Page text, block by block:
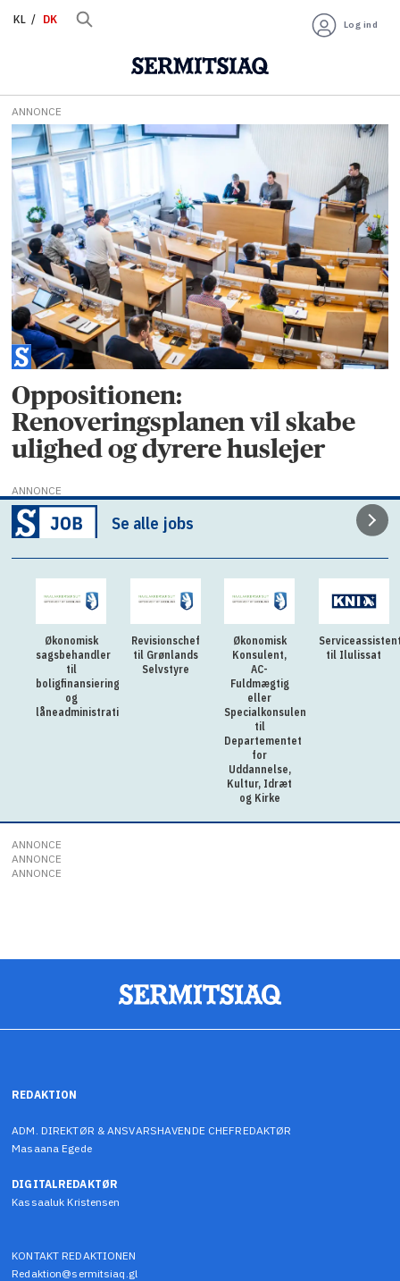
KL DK Log ind
Tag:
boligsikringsordning
ANNONCE
Oppositionen:
Renoveringsplanen vil skabe
ulighed og dyrere huslejer
ANNONCE
Se alle jobs
Økonomisk
sagsbehandler
til
boligfinansiering
og
låneadministration
Revisionschef
til Grønlands
Selvstyre
Økonomisk
Konsulent,
AC-
Fuldmægtig
eller
Specialkonsulent
til
Departementet
for
Uddannelse,
Kultur, Idræt
og Kirke
til Ilulissat
ANNONCE
ANNONCE
ANNONCE
REDAKTION
ADM. DIREKTØR & ANSVARSHAVENDE CHEFREDAKTØR
Masaana Egede
DIGITALREDAKTØR
Kassaaluk Kristensen
KONTAKT REDAKTIONEN
Redaktion@sermitsiaq.gl